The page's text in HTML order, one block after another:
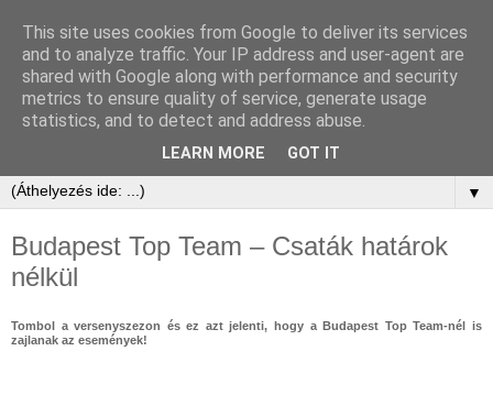
▼
Budapest Top Team – Csaták határok
nélkül
Tombol a versenyszezon és ez azt jelenti, hogy a Budapest Top Team-nél is
zajlanak az események!
This site uses cookies from Google to deliver its services
and to analyze traffic. Your IP address and user-agent are
shared with Google along with performance and security
metrics to ensure quality of service, generate usage
statistics, and to detect and address abuse.
LEARN MORE GOT IT